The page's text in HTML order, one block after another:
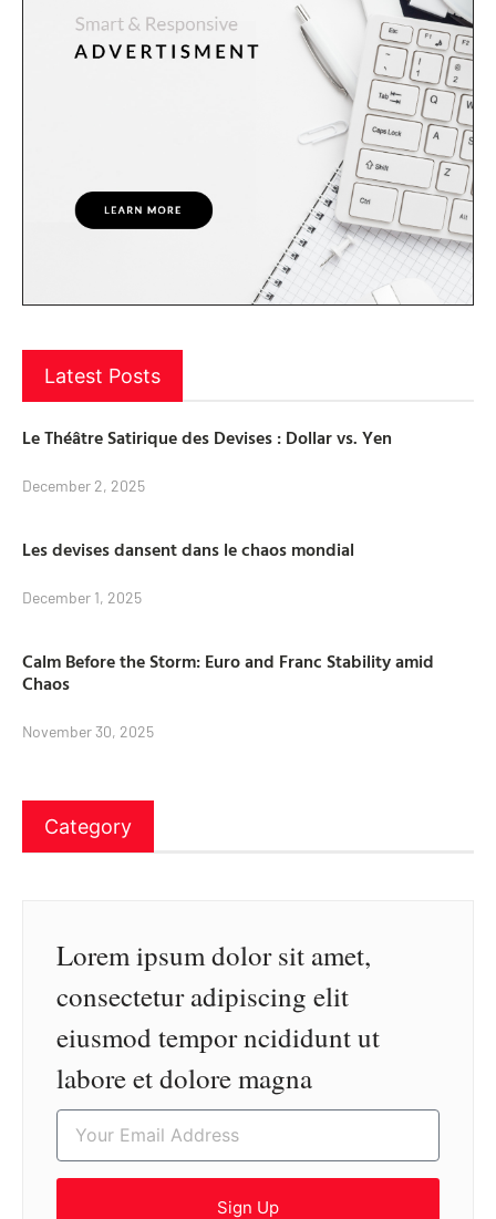
Latest Posts
Le Théâtre Satirique des Devises : Dollar vs. Yen
December 2, 2025
Les devises dansent dans le chaos mondial
December 1, 2025
Calm Before the Storm: Euro and Franc Stability amid
Chaos
November 30, 2025
Category
Lorem ipsum dolor sit amet,
consectetur adipiscing elit
eiusmod tempor ncididunt ut
labore et dolore magna
Sign Up